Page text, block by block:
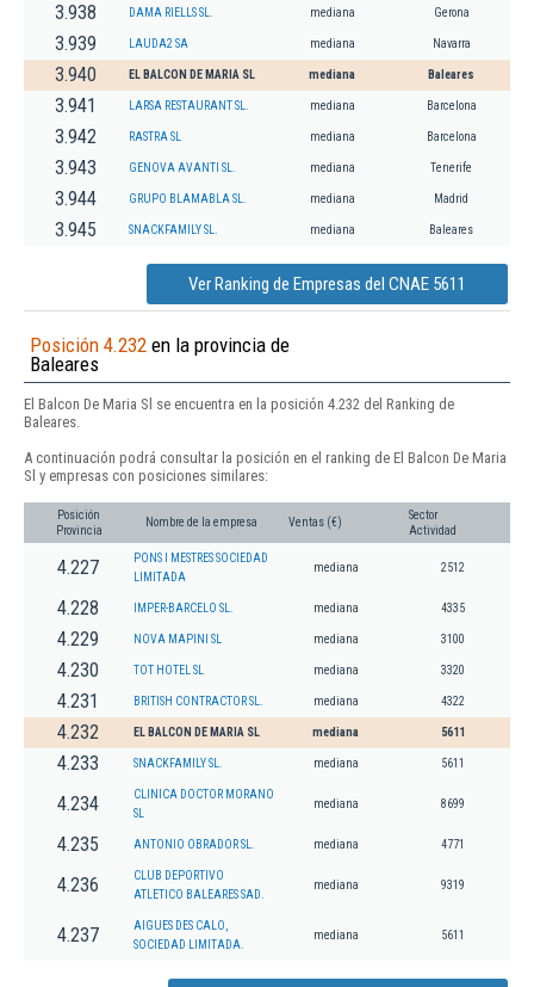
3.938 DAMA RIELLS SL. mediana Gerona
3.939 LAUDA2 SA mediana Navarra
3.940 EL BALCON DE MARIA SL mediana Baleares
3.941 LARSA RESTAURANT SL. mediana Barcelona
3.942 RASTRA SL mediana Barcelona
3.943 GENOVA AVANTI SL. mediana Tenerife
3.944 GRUPO BLAMABLA SL. mediana Madrid
3.945 SNACKFAMILY SL. mediana Baleares
Ver Ranking de Empresas del CNAE 5611
Posición 4.232 en la provincia de
Baleares
El Balcon De Maria Sl se encuentra en la posición 4.232 del Ranking de
Baleares.
A continuación podrá consultar la posición en el ranking de El Balcon De Maria
Sl y empresas con posiciones similares:
Posición
Provincia
Nombre de la empresa Ventas (€)
Sector
Actividad
4.227
PONS I MESTRES SOCIEDAD
LIMITADA
mediana 2512
4.228 IMPER-BARCELO SL. mediana 4335
4.229 NOVA MAPINI SL mediana 3100
4.230 TOT HOTEL SL mediana 3320
4.231 BRITISH CONTRACTOR SL. mediana 4322
4.232 EL BALCON DE MARIA SL mediana 5611
4.233 SNACKFAMILY SL. mediana 5611
4.234
CLINICA DOCTOR MORANO
SL
mediana 8699
4.235 ANTONIO OBRADOR SL. mediana 4771
4.236
CLUB DEPORTIVO
ATLETICO BALEARES SAD.
mediana 9319
4.237
AIGUES DES CALO,
SOCIEDAD LIMITADA.
mediana 5611